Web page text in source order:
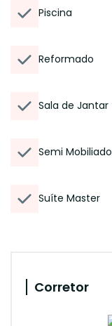
Piscina
Reformado
Sala de Jantar
Semi Mobiliado
Suíte Master
Corretor